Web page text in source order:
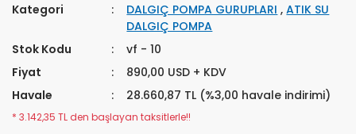
Kategori DALGIÇ POMPA GURUPLARI ,ATIK SU
DALGIÇ POMPA
Stok Kodu
vf - 10
Fiyat
890,00 USD + KDV
Havale
28.660,87 TL (%3,00 havale indirimi)
* 3.142,35 TL den başlayan taksitlerle!!